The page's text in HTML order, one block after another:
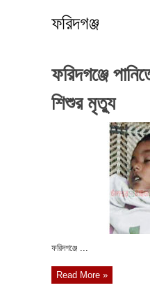
ফরিদগঞ্জ
ফরিদগঞ্জে
শিশুর মৃত্যু
ফরিদগঞ্জে ...
Read More »